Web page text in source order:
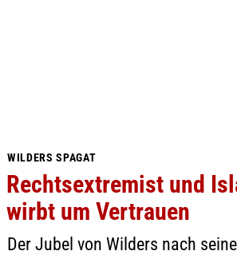
WILDERS SPAGAT
Rechtsextremist und
wirbt um Vertrauen
Der Jubel von Wilders nach